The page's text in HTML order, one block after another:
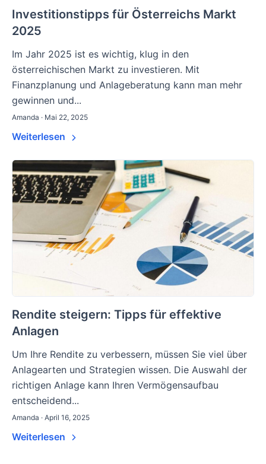
Investitionstipps für Österreichs Markt
2025
Im Jahr 2025 ist es wichtig, klug in den
österreichischen Markt zu investieren. Mit
Finanzplanung und Anlageberatung kann man mehr
gewinnen und...
Amanda · Mai 22, 2025
Weiterlesen
Rendite steigern: Tipps für effektive
Anlagen
Um Ihre Rendite zu verbessern, müssen Sie viel über
Anlagearten und Strategien wissen. Die Auswahl der
richtigen Anlage kann Ihren Vermögensaufbau
entscheidend...
Amanda · April 16, 2025
Weiterlesen